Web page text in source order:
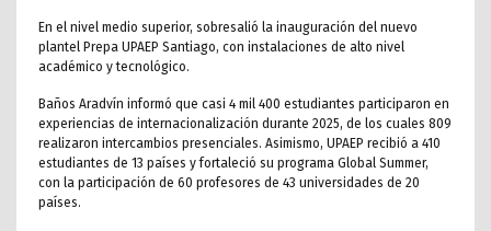
En el nivel medio superior, sobresalió la inauguración del nuevo
plantel Prepa UPAEP Santiago, con instalaciones de alto nivel
académico y tecnológico.
Baños Aradvín informó que casi 4 mil 400 estudiantes participaron en
experiencias de internacionalización durante 2025, de los cuales 809
realizaron intercambios presenciales. Asimismo, UPAEP recibió a 410
estudiantes de 13 países y fortaleció su programa Global Summer,
con la participación de 60 profesores de 43 universidades de 20
países.